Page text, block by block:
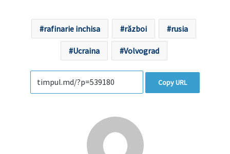
rafinarie inchisa război rusia
Ucraina Volvograd
Copy URL